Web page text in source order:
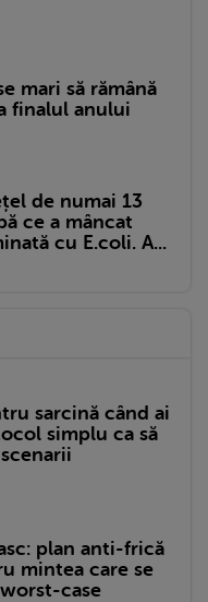
mari să rămână
finalul anului
de numai 13
ce a mâncat
cu E.coli. A...
sarcină când ai
simplu ca să
plan anti-frică
mintea care se
case